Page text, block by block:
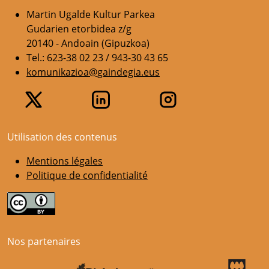
Martin Ugalde Kultur Parkea
Gudarien etorbidea z/g
20140 - Andoain (Gipuzkoa)
Tel.: 623-38 02 23 / 943-30 43 65
komunikazioa@gaindegia.eus
Utilisation des contenus
Mentions légales
Politique de confidentialité
Nos partenaires